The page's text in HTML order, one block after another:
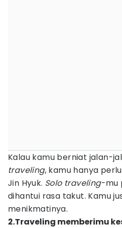
Kalau kamu berniat jalan-
traveling, kamu hanya
Jin Hyuk. Solo traveling-mu
dihantui rasa takut. Kamu
menikmatinya.
2.Traveling memberimu